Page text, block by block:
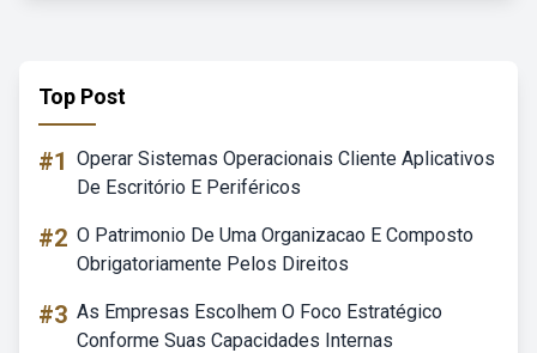
Top Post
#1 Operar Sistemas Operacionais Cliente Aplicativos
De Escritório E Periféricos
#2 O Patrimonio De Uma Organizacao E Composto
Obrigatoriamente Pelos Direitos
#3 As Empresas Escolhem O Foco Estratégico
Conforme Suas Capacidades Internas